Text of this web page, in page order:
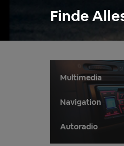
Finde
Multimedia
Navigation
Autoradio